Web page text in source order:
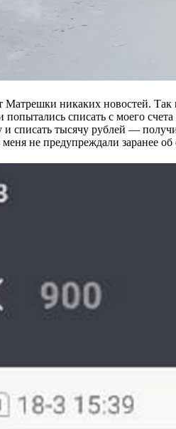
Матрешки никаких новостей.
списать с моего
и списать тысячу рублей —
меня не предупреждали заранее